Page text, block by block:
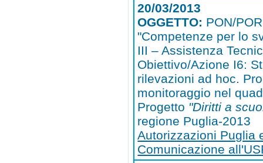
20/03/2013
OGGETTO: PON/
"Competenze per lo
III – Assistenza
Obiettivo/Azione I6:
rilevazioni ad hoc.
monitoraggio nel
Progetto "Diritti a
regione Puglia-2013
Autorizzazioni Puglia
Comunicazione